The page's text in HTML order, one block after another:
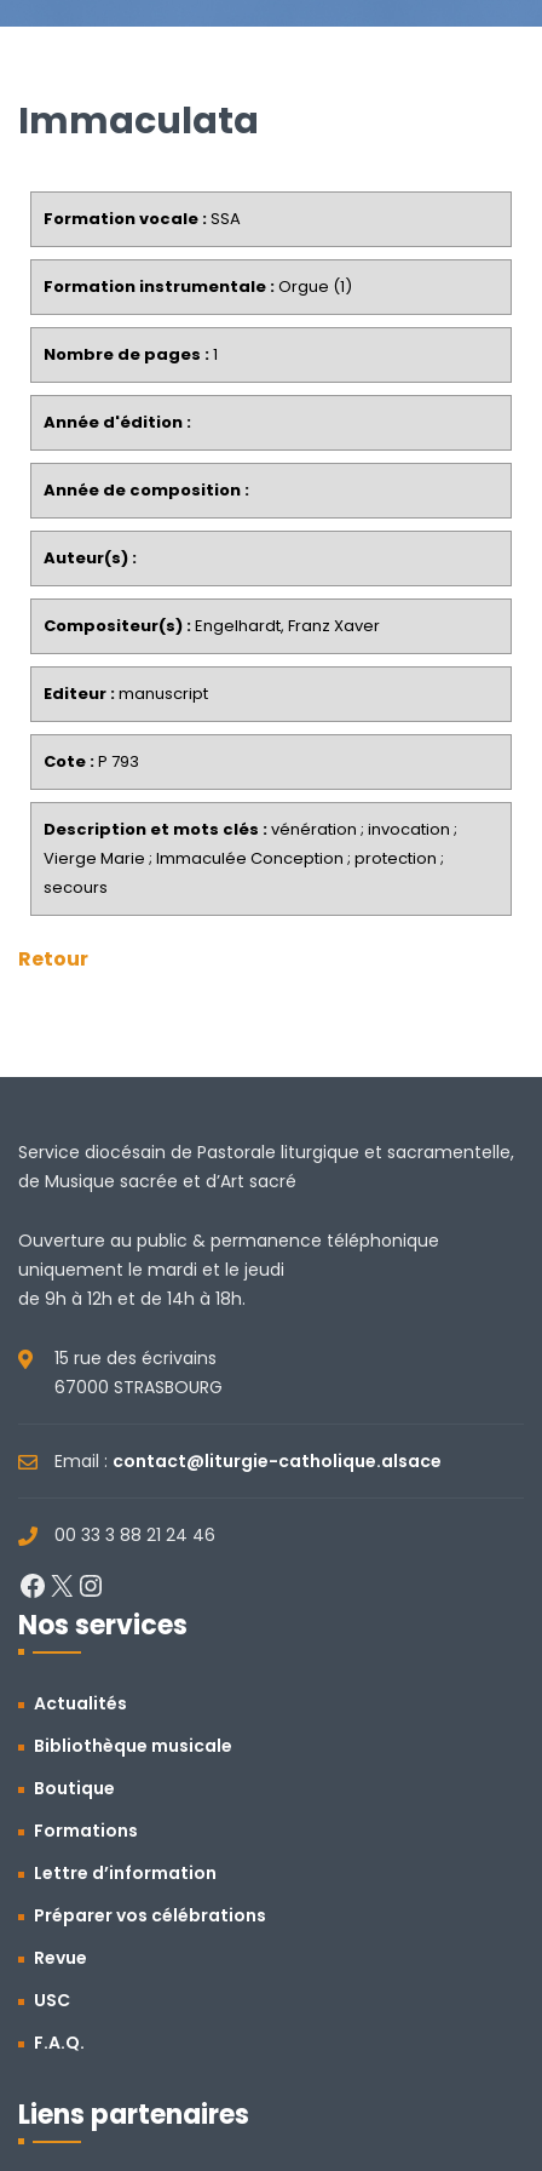
Immaculata
Formation vocale :SSA
Formation instrumentale :Orgue (1)
Nombre de pages :1
Année d'édition :
Année de composition :
Auteur(s) :
Compositeur(s) :Engelhardt, Franz Xaver
Editeur :manuscript
Cote :P 793
Description et mots clés :vénération ; invocation ;
Vierge Marie ; Immaculée Conception ; protection ;
secours
Retour
Service diocésain de Pastorale liturgique et sacramentelle,
de Musique sacrée et d’Art sacré
Ouverture au public & permanence téléphonique
uniquement le mardi et le jeudi
de 9h à 12h et de 14h à 18h.
15 rue des écrivains
67000 STRASBOURG
Email : contact@liturgie-catholique.alsace
00 33 3 88 21 24 46
Facebook
X
Nos services
Actualités
Bibliothèque musicale
Boutique
Formations
Lettre d’information
Préparer vos célébrations
Revue
USC
F.A.Q.
Liens partenaires